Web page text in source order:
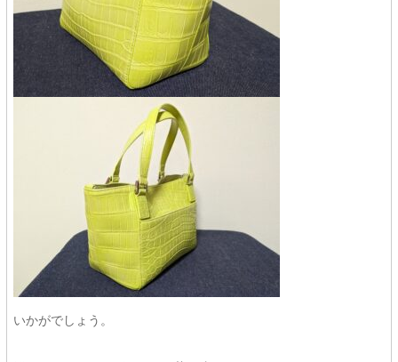
いかがでしょう。